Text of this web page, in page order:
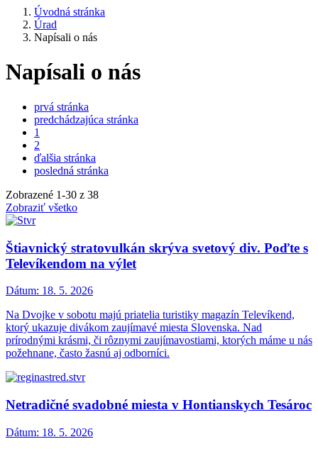
Úvodná stránka
Úrad
Napísali o nás
Napísali o nás
prvá stránka
predchádzajúca stránka
1
2
ďalšia stránka
posledná stránka
Zobrazené 1-30 z 38
Zobraziť všetko
Štiavnický stratovulkán skrýva svetový div. Poďte s
Televíkendom na výlet
Dátum: 18. 5. 2026
Na Dvojke v sobotu majú priatelia turistiky magazín Televíkend,
ktorý ukazuje divákom zaujímavé miesta Slovenska. Nad
prírodnými krásmi, či rôznymi zaujímavostiami, ktorých máme u nás
požehnane, často žasnú aj odborníci.
Netradičné svadobné miesta v Hontianskych Tesároc
Dátum: 18. 5. 2026